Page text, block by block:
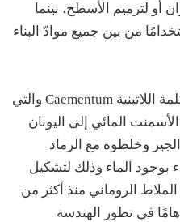
أو لترميم الأسطح، بينما
من بين جميع موادّ البناء
اشتُقّ مصطلح الأسمنت من الكلمة اللاتينية Caementum والتي
المائي إلى اليونان
وخلطوه مع الرماد
بوجود الماء وذلك لتشكيل
الروماني منذ أكثر من
هامًا في تطور الهندسة